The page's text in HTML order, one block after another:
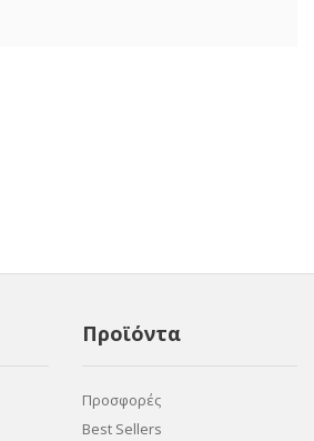
Προϊόντα
Προσφορές
Best Sellers